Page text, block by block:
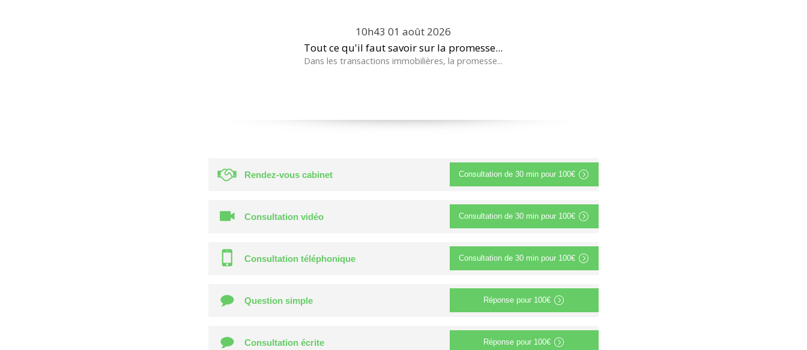
10h43 01 août 2026
Tout ce qu'il faut savoir sur la promesse...
Dans les transactions immobilières, la promesse...
Rendez-vous cabinet Consultation de 30 min pour 100€
Consultation vidéo Consultation de 30 min pour 100€
Consultation téléphonique Consultation de 30 min pour 100€
Question simple Réponse pour 100€
Consultation écrite Réponse pour 100€